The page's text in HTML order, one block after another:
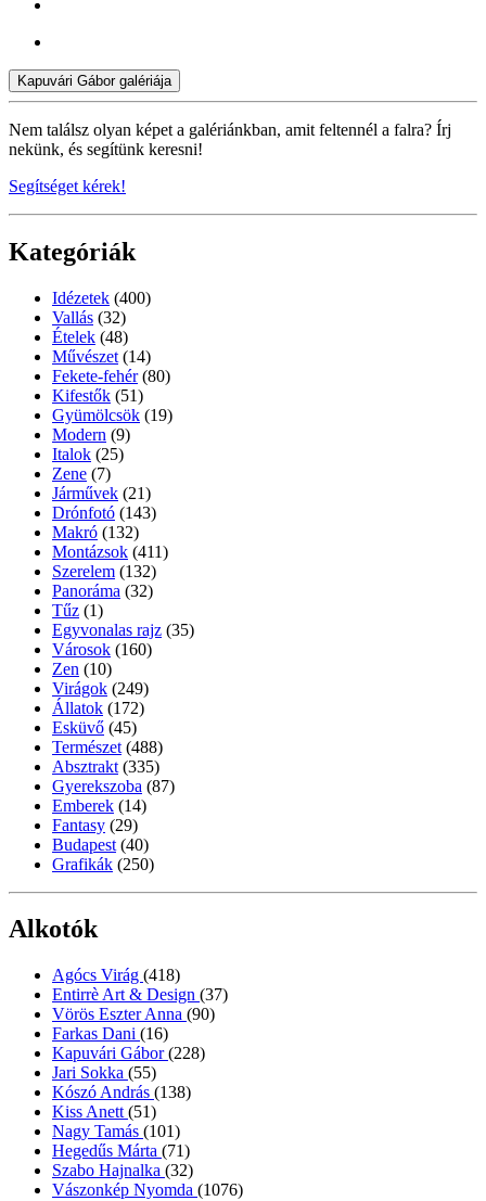
Kapuvári Gábor galériája
Nem találsz olyan képet a galériánkban, amit feltennél a falra? Írj
nekünk, és segítünk keresni!
Segítséget kérek!
Kategóriák
Idézetek (400)
Vallás (32)
Ételek (48)
Művészet (14)
Fekete-fehér (80)
Kifestők (51)
Gyümölcsök (19)
Modern (9)
Italok (25)
Zene (7)
Járművek (21)
Drónfotó (143)
Makró (132)
Montázsok (411)
Szerelem (132)
Panoráma (32)
Tűz (1)
Egyvonalas rajz (35)
Városok (160)
Zen (10)
Virágok (249)
Állatok (172)
Esküvő (45)
Természet (488)
Absztrakt (335)
Gyerekszoba (87)
Emberek (14)
Fantasy (29)
Budapest (40)
Grafikák (250)
Alkotók
Agócs Virág (418)
Entirrè Art & Design (37)
Vörös Eszter Anna (90)
Farkas Dani (16)
Kapuvári Gábor(228)
Jari Sokka (55)
Kószó András (138)
Kiss Anett (51)
Nagy Tamás (101)
Hegedűs Márta (71)
Szabo Hajnalka (32)
Vászonkép Nyomda (1076)